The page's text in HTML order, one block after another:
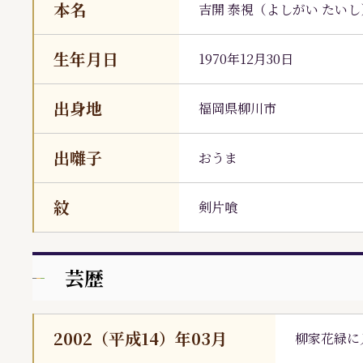
本名 吉開 泰視 （よしがい たいし
生年月日 1970年12月30日
出身地 福岡県柳川市
出囃子 おうま
紋 剣片喰
芸歴
2002（平成14）年03月 柳家花緑